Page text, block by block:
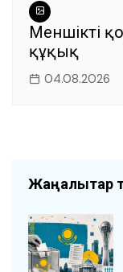
Меншікті
құқық
04.08.2026
Жаңалықтар